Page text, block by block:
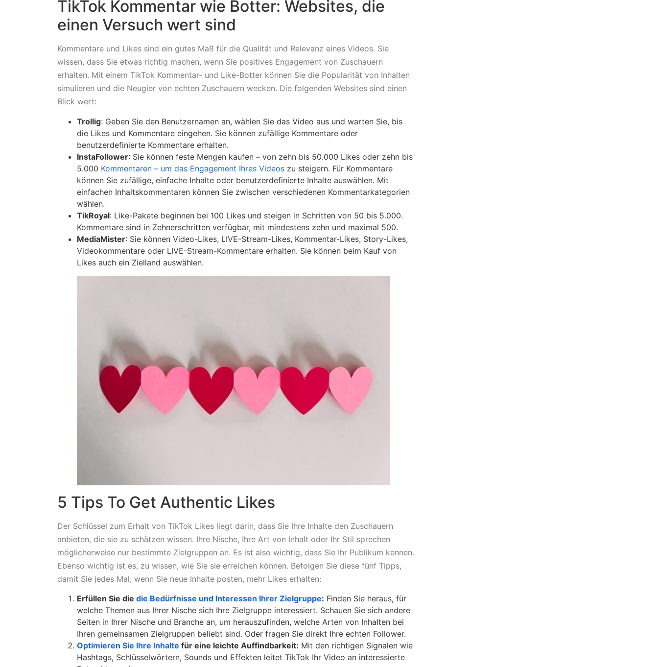
TikTok Kommentar wie Botter: Websites, die
einen Versuch wert sind
Kommentare und Likes sind ein gutes Maß für die Qualität und Relevanz eines Videos. Sie
wissen, dass Sie etwas richtig machen, wenn Sie positives Engagement von Zuschauern
erhalten. Mit einem TikTok Kommentar- und Like-Botter können Sie die Popularität von Inhalten
simulieren und die Neugier von echten Zuschauern wecken. Die folgenden Websites sind einen
Blick wert:
Trollig: Geben Sie den Benutzernamen an, wählen Sie das Video aus und warten Sie, bis
die Likes und Kommentare eingehen. Sie können zufällige Kommentare oder
benutzerdefinierte Kommentare erhalten.
InstaFollower: Sie können feste Mengen kaufen – von zehn bis 50.000 Likes oder zehn bis
5.000 Kommentaren – um das Engagement Ihres Videos zu steigern. Für Kommentare
können Sie zufällige, einfache Inhalte oder benutzerdefinierte Inhalte auswählen. Mit
einfachen Inhaltskommentaren können Sie zwischen verschiedenen Kommentarkategorien
wählen.
TikRoyal: Like-Pakete beginnen bei 100 Likes und steigen in Schritten von 50 bis 5.000.
Kommentare sind in Zehnerschritten verfügbar, mit mindestens zehn und maximal 500.
MediaMister: Sie können Video-Likes, LIVE-Stream-Likes, Kommentar-Likes, Story-Likes,
Videokommentare oder LIVE-Stream-Kommentare erhalten. Sie können beim Kauf von
Likes auch ein Zielland auswählen.
5 Tips To Get Authentic Likes
Der Schlüssel zum Erhalt von TikTok Likes liegt darin, dass Sie Ihre Inhalte den Zuschauern
anbieten, die sie zu schätzen wissen. Ihre Nische, Ihre Art von Inhalt oder Ihr Stil sprechen
möglicherweise nur bestimmte Zielgruppen an. Es ist also wichtig, dass Sie Ihr Publikum kennen.
Ebenso wichtig ist es, zu wissen, wie Sie sie erreichen können. Befolgen Sie diese fünf Tipps,
damit Sie jedes Mal, wenn Sie neue Inhalte posten, mehr Likes erhalten:
Erfüllen Sie die die Bedürfnisse und Interessen Ihrer Zielgruppe: Finden Sie heraus, für
welche Themen aus Ihrer Nische sich Ihre Zielgruppe interessiert. Schauen Sie sich andere
Seiten in Ihrer Nische und Branche an, um herauszufinden, welche Arten von Inhalten bei
Ihren gemeinsamen Zielgruppen beliebt sind. Oder fragen Sie direkt Ihre echten Follower.
Optimieren Sie Ihre Inhalte für eine leichte Auffindbarkeit: Mit den richtigen Signalen wie
Hashtags, Schlüsselwörtern, Sounds und Effekten leitet TikTok Ihr Video an interessierte